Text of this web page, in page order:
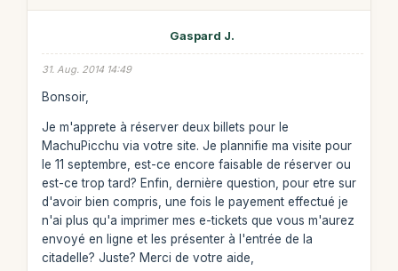
Gaspard J.
31. Aug. 2014 14:49
Bonsoir,
Je m'apprete à réserver deux billets pour le
MachuPicchu via votre site. Je plannifie ma visite pour
le 11 septembre, est-ce encore faisable de réserver ou
est-ce trop tard? Enfin, dernière question, pour etre sur
d'avoir bien compris, une fois le payement effectué je
n'ai plus qu'a imprimer mes e-tickets que vous m'aurez
envoyé en ligne et les présenter à l'entrée de la
citadelle? Juste? Merci de votre aide,